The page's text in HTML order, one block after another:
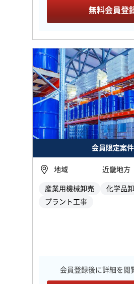
無料会員登
会員限定案件
地域 近畿地方
産業用機械卸売
化学品
プラント工事
会員登録後に詳細を閲